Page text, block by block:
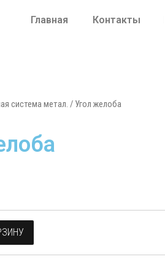
Главная Контакты
система метал. / Угол желоба